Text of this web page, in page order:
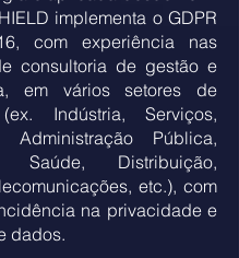
implementa o GDPR
com experiência nas
consultoria de gestão e
em vários setores de
Indústria, Serviços,
Administração Pública,
Saúde, Distribuição,
etc.), com
na privacidade e
dados.